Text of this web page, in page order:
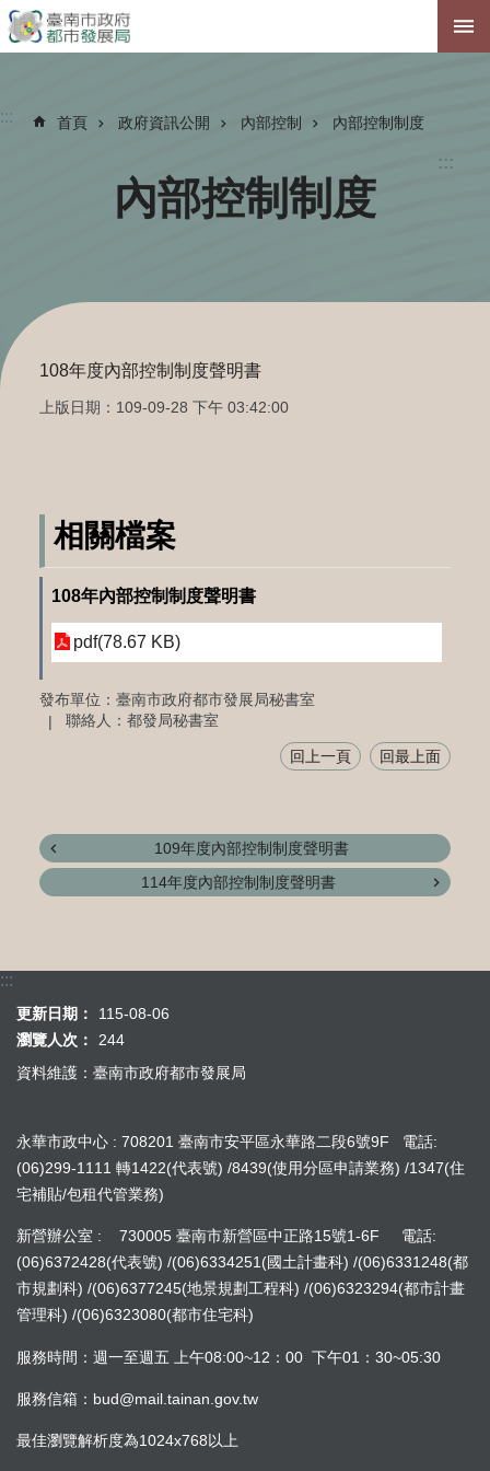
跳到主要內容區塊
:::
::: 首頁 政府資訊公開 內部控制 內部控制制度
內部控制制度
108年度內部控制制度聲明書
上版日期：109-09-28 下午 03:42:00
相關檔案
108年內部控制制度聲明書
pdf(78.67 KB)
發布單位：臺南市政府都市發展局秘書室
聯絡人：都發局秘書室
回上一頁 回最上面
109年度內部控制制度聲明書
114年度內部控制制度聲明書
:::
更新日期：
115-08-06
瀏覽人次：
244
資料維護：臺南市政府都市發展局
永華市政中心 : 708201 臺南市安平區永華路二段6號9F 電話:
(06)299-1111 轉1422(代表號) /8439(使用分區申請業務) /1347(住
宅補貼/包租代管業務)
新營辦公室 : 730005 臺南市新營區中正路15號1-6F 電話:
(06)6372428(代表號) /(06)6334251(國土計畫科) /(06)6331248(都
市規劃科) /(06)6377245(地景規劃工程科) /(06)6323294(都市計畫
管理科) /(06)6323080(都市住宅科)
服務時間：週一至週五 上午08:00~12：00 下午01：30~05:30
服務信箱：bud@mail.tainan.gov.tw
最佳瀏覽解析度為1024x768以上